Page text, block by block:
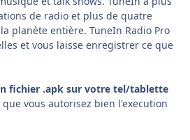
de radio et plus de quatre
planète entière. TuneIn Radio Pro
et vous laisse enregistrer ce que
fichier .apk sur votre tel/tablette
vous autorisez bien l'execution